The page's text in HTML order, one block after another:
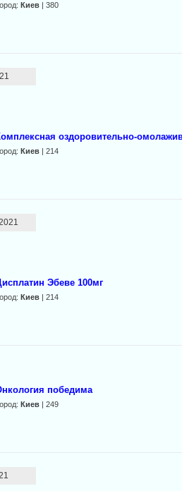
Киев| 380
оздоровительно-
Киев| 214
Эбеве 100мг
Киев| 214
победима
Киев| 249